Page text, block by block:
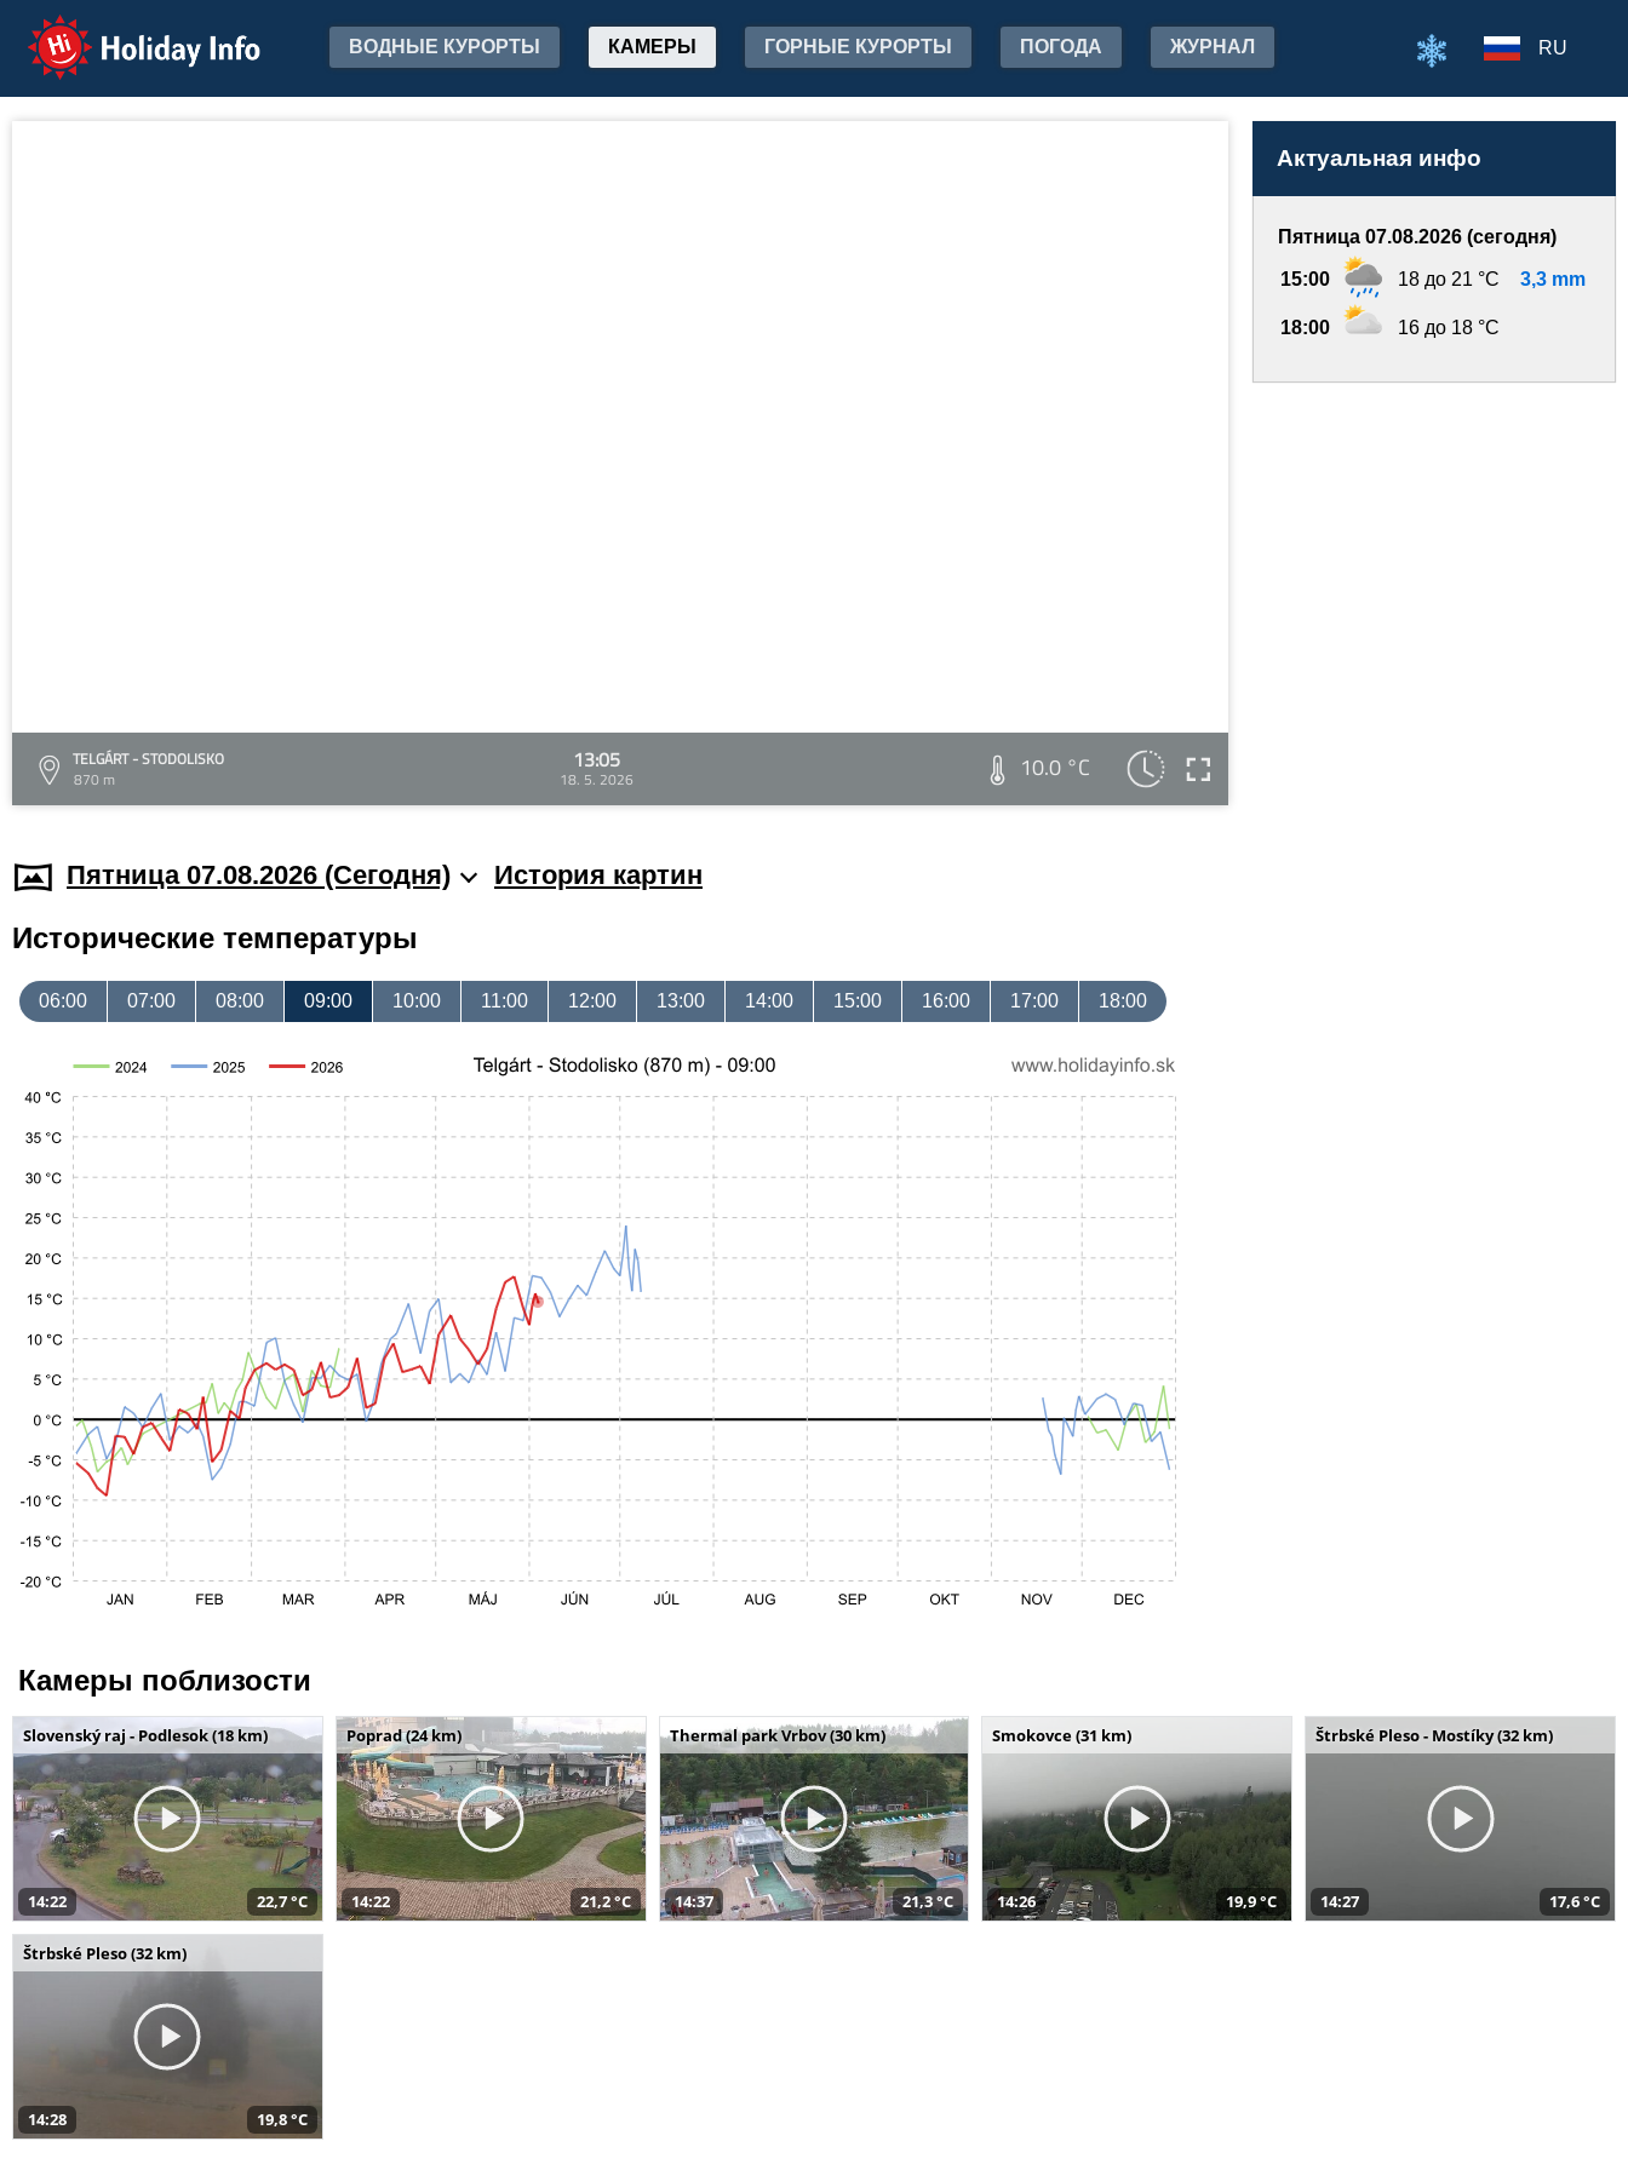
Holiday Info ВОДНЫЕ КУРОРТЫ КАМЕРЫ ГОРНЫЕ КУРОРТЫ ПОГОДА ЖУРНАЛ RU
TELGÁRT - STODOLISKO
870 m
13:05
18. 5. 2026 10.0 °C
Актуальная инфо
Пятница 07.08.2026 (сегодня)
15:00 18 до 21 °C 3,3 mm
18:00 16 до 18 °C
Пятница 07.08.2026 (Cегодня) История картин
Исторические температуры
06:00 07:00 08:00 09:00 10:00 11:00 12:00 13:00 14:00 15:00 16:00 17:00 18:00
Камеры поблизости
Slovenský raj - Podlesok (18 km)
14:22 22,7 °C
Poprad (24 km)
14:22 21,2 °C
Thermal park Vrbov (30 km)
14:37 21,3 °C
Smokovce (31 km)
14:26 19,9 °C
Štrbské Pleso - Mostíky (32 km)
14:27 17,6 °C
Štrbské Pleso (32 km)
14:28 19,8 °C